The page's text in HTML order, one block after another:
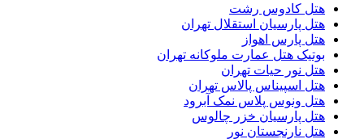
هتل کادوس رشت
هتل پارسیان استقلال تهران
هتل پارس اهواز
بوتیک هتل عمارت ملوکانه تهران
هتل نور حیات تهران
هتل اسپیناس پالاس تهران
هتل ونوس پلاس نمک آبرود
هتل پارسیان خزر چالوس
هتل نارنجستان نور